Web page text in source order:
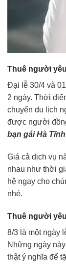
Thuê người
Đại lễ 30/4 và
2 ngày. Thời
chuyến du lịch
được người
bạn gái Hà Tĩnh
Giá cả dịch vụ
nhau như thời
hệ ngay cho
nhé.
Thuê người
8/3 là một ngày
Những ngày
thật ý nghĩa để